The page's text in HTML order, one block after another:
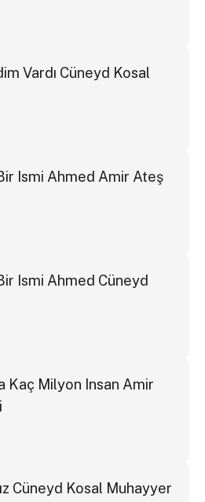
Vardı Cüneyd Kosal
Ismi Ahmed Amir Ateş
Ismi Ahmed Cüneyd
Kaç Milyon Insan Amir
Cüneyd Kosal Muhayyer